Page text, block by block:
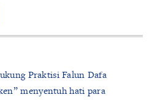
Praktisi Falun Dafa
menyentuh hati para